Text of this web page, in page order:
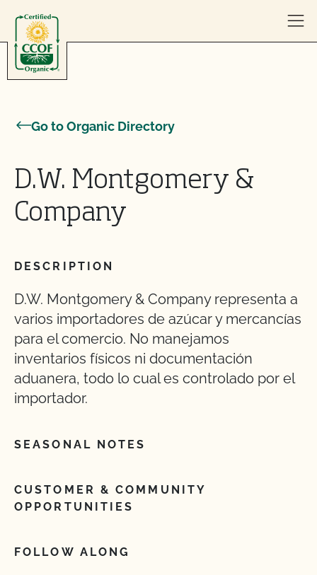
Go to Organic Directory
D.W. Montgomery &
Company
DESCRIPTION
D.W. Montgomery & Company representa a
varios importadores de azúcar y mercancías
para el comercio. No manejamos
inventarios físicos ni documentación
aduanera, todo lo cual es controlado por el
importador.
SEASONAL NOTES
CUSTOMER & COMMUNITY
OPPORTUNITIES
FOLLOW ALONG